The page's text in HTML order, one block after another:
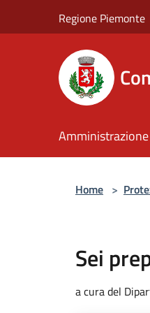
Regione Piemonte
Amministrazione
Home >
Sei
a cura del